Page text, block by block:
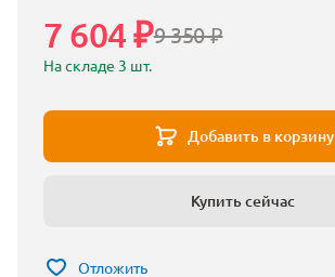
9 350 ₽
7 604 ₽
На складе 3 шт.
Добавить в корзину
Купить сейчас
Отложить